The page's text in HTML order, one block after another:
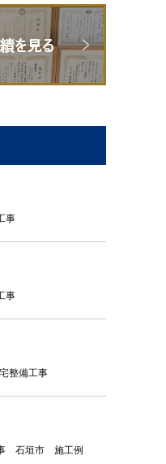
事
事
整備工事
石垣市 施工例